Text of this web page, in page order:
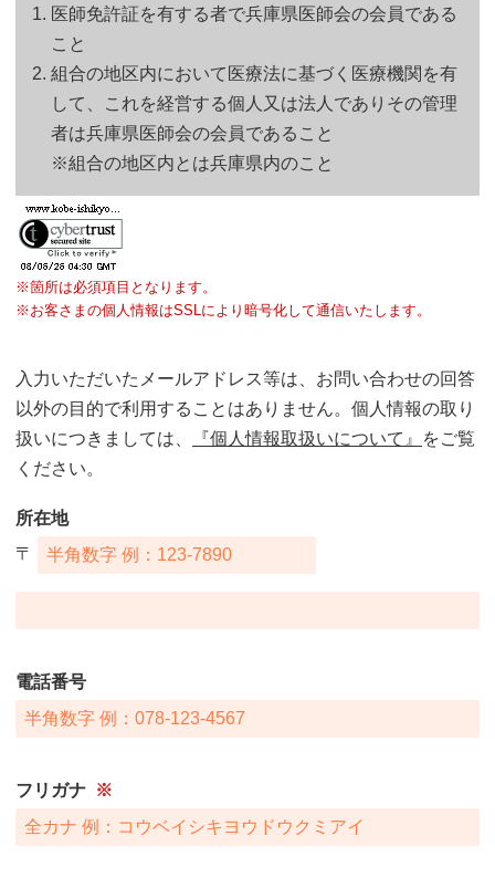
医師免許証を有する者で兵庫県医師会の会員である
こと
組合の地区内において医療法に基づく医療機関を有
して、これを経営する個人又は法人でありその管理
者は兵庫県医師会の会員であること
※組合の地区内とは兵庫県内のこと
※箇所は必須項目となります。
※お客さまの個人情報はSSLにより暗号化して通信いたします。
入力いただいたメールアドレス等は、お問い合わせの回答
以外の目的で利用することはありません。個人情報の取り
扱いにつきましては、
『個人情報取扱いについて』
をご覧
ください。
所在地
〒
電話番号
フリガナ ※